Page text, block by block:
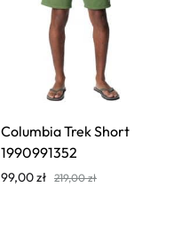
Columbia Trek Short
1990991352
99,00zł 219,00zł